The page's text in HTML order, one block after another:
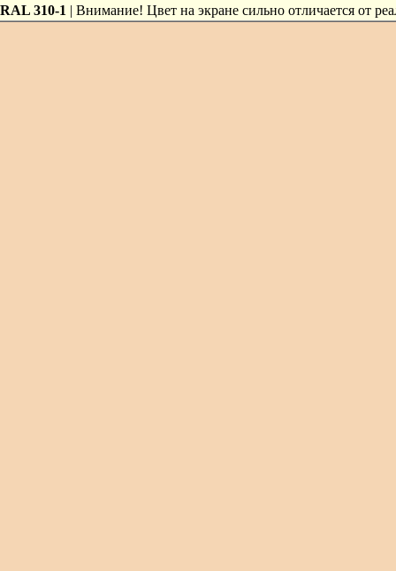
RAL 310-1 | Внимание! Цвет на экране сильно отличается от